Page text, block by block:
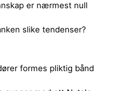
er nærmest null
slike tendenser?
formes pliktig bånd